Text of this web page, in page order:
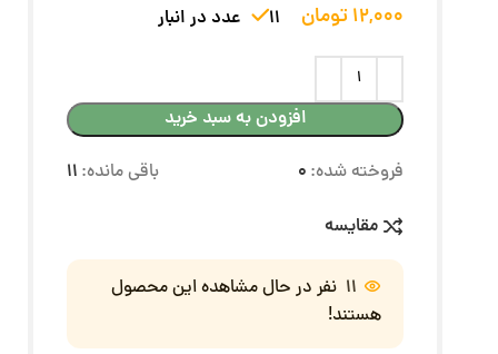
12,000 تومان 11 عدد در انبار
افزودن به سبد خرید
فروخته شده: 0 باقی مانده: 11
مقایسه
11 نفر در حال مشاهده این محصول
هستند!